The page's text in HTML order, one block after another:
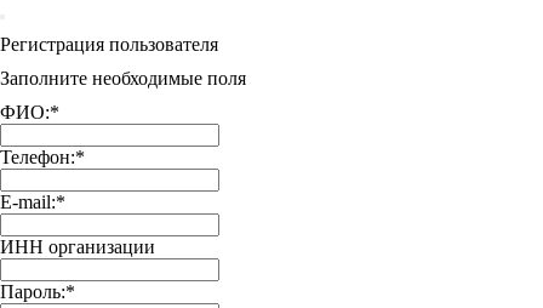
Регистрация пользователя
Заполните необходимые поля
ФИО:*
Телефон:*
E-mail:*
ИНН организации
Пароль:*